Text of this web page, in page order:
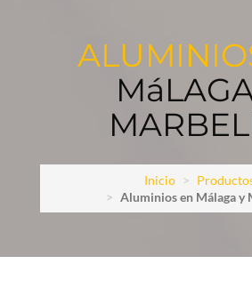
Inicio
Aluminios en Málaga y